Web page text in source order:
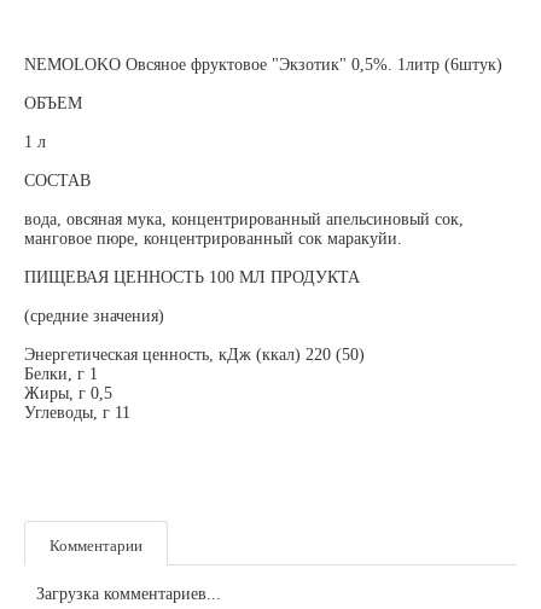
NEMOLOKO Овсяное фруктовое "Экзотик" 0,5%. 1литр (6штук)
ОБЪЕМ
1 л
СОСТАВ
вода, овсяная мука, концентрированный апельсиновый сок,
манговое пюре, концентрированный сок маракуйи.
ПИЩЕВАЯ ЦЕННОСТЬ 100 МЛ ПРОДУКТА
(средние значения)
Энергетическая ценность, кДж (ккал) 220 (50)
Белки, г 1
Жиры, г 0,5
Углеводы, г 11
Комментарии
Загрузка комментариев...